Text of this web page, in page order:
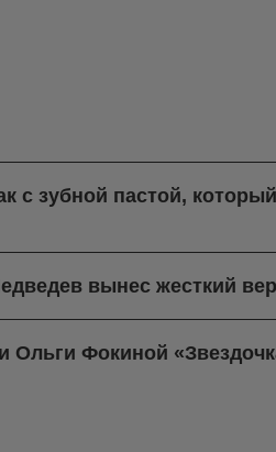
с зубной пастой,
вынес жесткий
Ольги Фокиной